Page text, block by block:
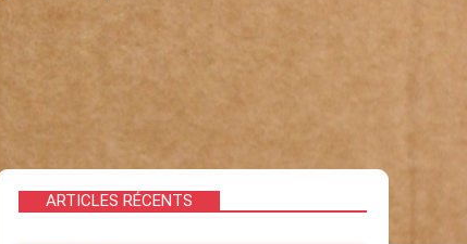
ARTICLES RÉCENTS